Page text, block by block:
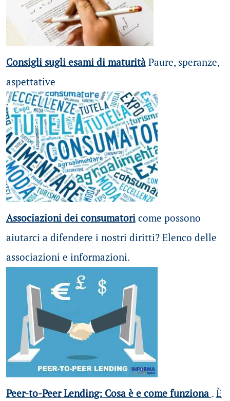
Consigli sugli esami di maturità Paure, speranze,
aspettative
Associazioni dei consumatoricome possono
aiutarci a difendere i nostri diritti? Elenco delle
associazioni e informazioni.
Peer-to-Peer Lending: Cosa è e come funziona . È